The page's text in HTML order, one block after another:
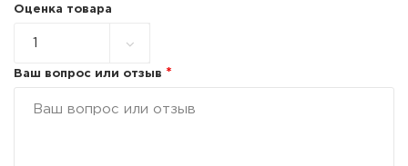
Оценка товара
Ваш вопрос или отзыв *